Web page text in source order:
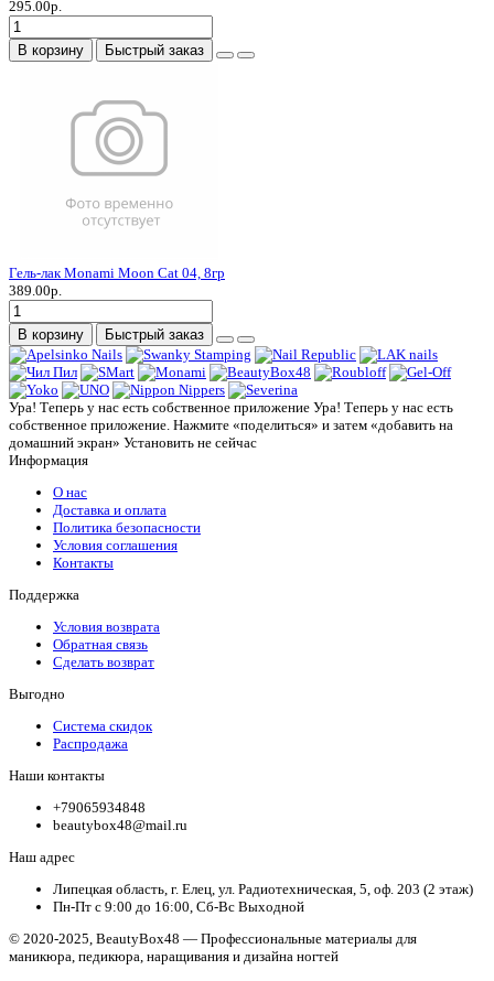
295.00р.
В корзину Быстрый заказ
Гель-лак Monami Moon Cat 04, 8гр
389.00р.
В корзину Быстрый заказ
Ура! Теперь у нас есть собственное приложение Ура! Теперь у нас есть
собственное приложение. Нажмите «поделиться» и затем «добавить на
домашний экран» Установить не сейчас
Информация
О нас
Доставка и оплата
Политика безопасности
Условия соглашения
Контакты
Поддержка
Условия возврата
Обратная связь
Сделать возврат
Выгодно
Система скидок
Распродажа
Наши контакты
+79065934848
beautybox48@mail.ru
Наш адрес
Липецкая область, г. Елец, ул. Радиотехническая, 5, оф. 203 (2 этаж)
Пн-Пт с 9:00 до 16:00, Сб-Вс Выходной
© 2020-2025, BeautyBox48 — Профессиональные материалы для
маникюра, педикюра, наращивания и дизайна ногтей